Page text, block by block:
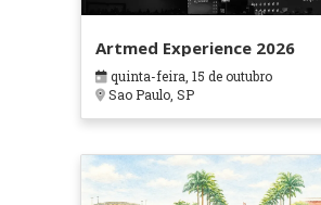
Artmed Experience 2026
quinta-feira, 15 de outubro
Sao Paulo, SP